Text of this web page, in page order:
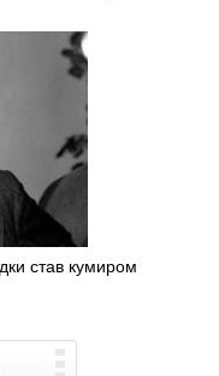
став кумиром